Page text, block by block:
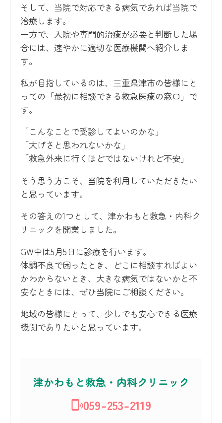
そして、当院で対応できる病気であれば当院で
治療します。
一方で、入院や専門的治療が必要と判断した場
合には、速やかに適切な医療機関へ紹介しま
す。
私が目指しているのは、三重県津市の皆様にと
っての「最初に相談できる救急医療の窓口」で
す。
「こんなことで受診してよいのかな」
「大げさと思われないかな」
「救急外来に行くほどではないけれど不安」
そう思う方こそ、当院を利用していただきたい
と思っています。
その答えの1つとして、津かわもと救急・内科ク
リニックを開業しました。
GW中は5月5日に診療を行います。
体調不良で困ったとき、どこに相談すればよい
かわからないとき、大きな病気ではないかと不
安なときには、ぜひ当院にご相談ください。
地域の皆様にとって、少しでも安心できる医療
機関でありたいと思っています。
津かわもと救急・内科クリニック
059-253-2119